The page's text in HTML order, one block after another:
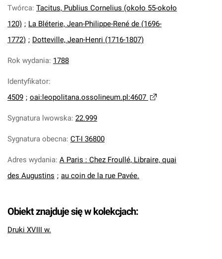
Twórca: Tacitus, Publius Cornelius (około 55-około
120) ; La Bléterie, Jean-Philippe-René de (1696-
1772) ; Dotteville, Jean-Henri (1716-1807)
Rok wydania: 1788
Identyfikator:
4509 ; oai:leopolitana.ossolineum.pl:4607
Sygnatura lwowska: 22.999
Sygnatura obecna: CT-I 36800
Adres wydania: A Paris : Chez Froullé, Libraire, quai
des Augustins ; au coin de la rue Pavée.
Obiekt znajduje się w kolekcjach:
Druki XVIII w.